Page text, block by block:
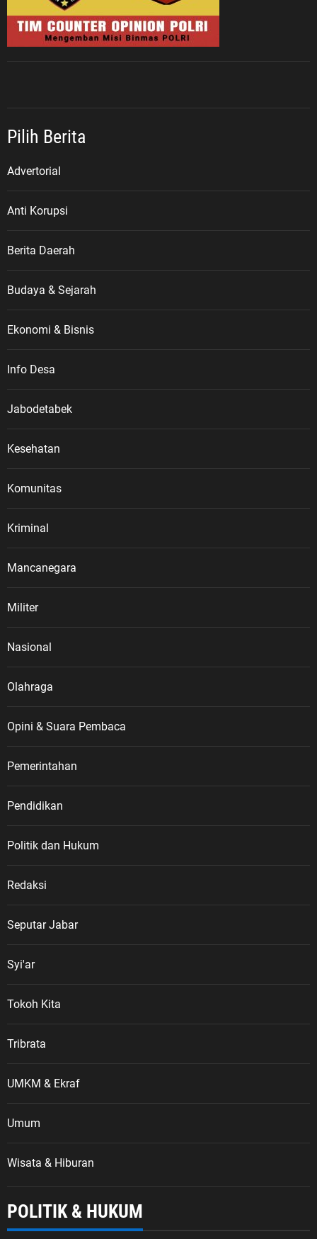
Pilih Berita
Advertorial
Anti Korupsi
Berita Daerah
Budaya & Sejarah
Ekonomi & Bisnis
Info Desa
Jabodetabek
Kesehatan
Komunitas
Kriminal
Mancanegara
Militer
Nasional
Olahraga
Opini & Suara Pembaca
Pemerintahan
Pendidikan
Politik dan Hukum
Redaksi
Seputar Jabar
Syi'ar
Tokoh Kita
Tribrata
UMKM & Ekraf
Umum
Wisata & Hiburan
POLITIK & HUKUM